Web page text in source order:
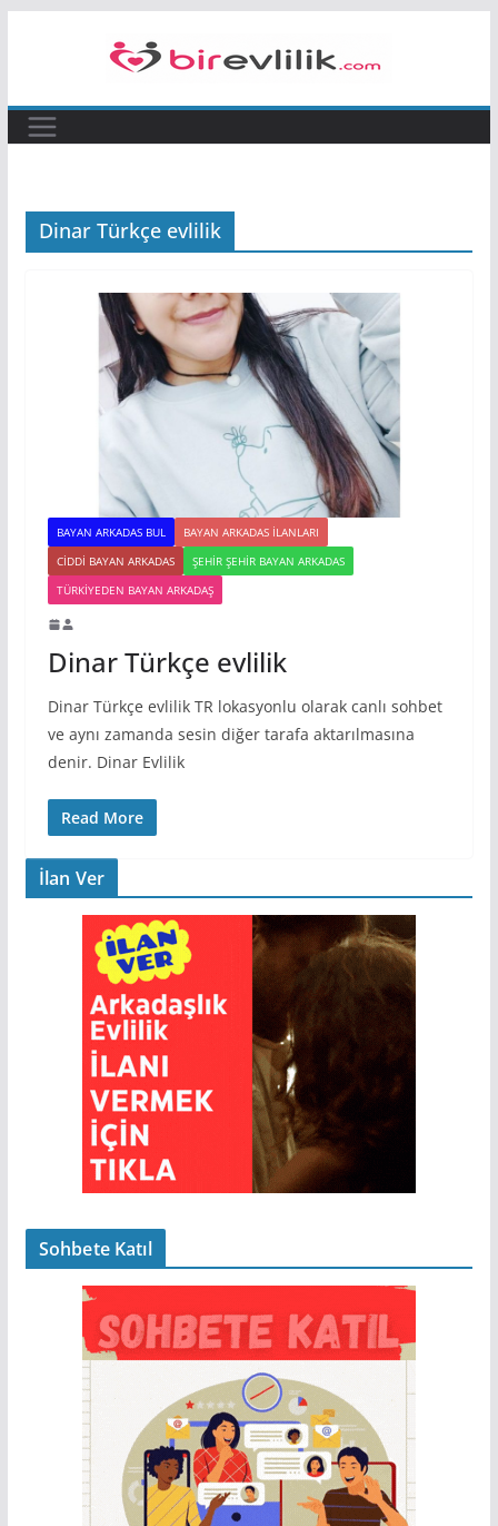
Dinar Türkçe evlilik
BAYAN ARKADAS BUL
BAYAN ARKADAS ILANLARI
CIDDI BAYAN ARKADAS
ŞEHIR ŞEHIR BAYAN ARKADAS
TÜRKIYEDEN BAYAN ARKADAŞ
Dinar Türkçe evlilik
Dinar Türkçe evlilik TR lokasyonlu olarak canlı sohbet
ve aynı zamanda sesin diğer tarafa aktarılmasına
denir. Dinar Evlilik
Read More
İlan Ver
Sohbete Katıl